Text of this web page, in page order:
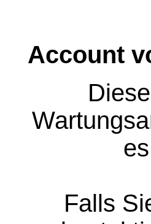
Account
Falls